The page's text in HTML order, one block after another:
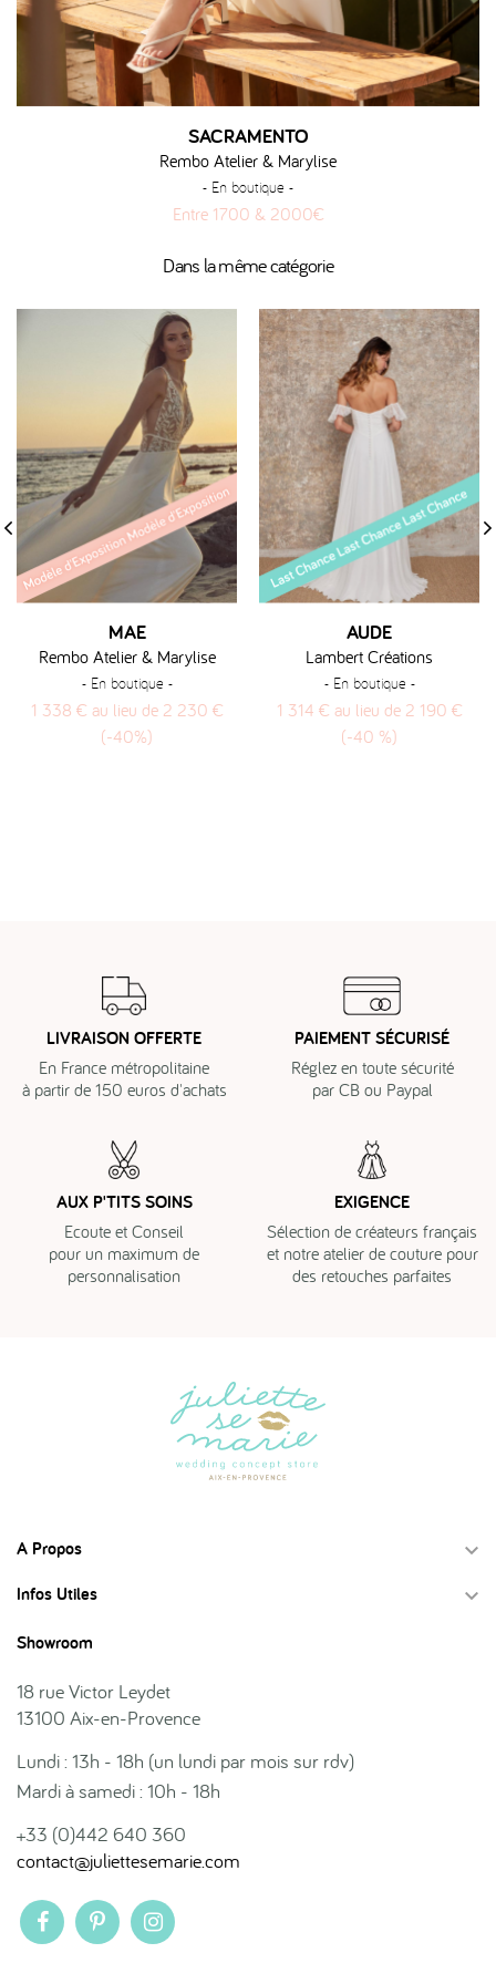
SACRAMENTO
Rembo Atelier & Marylise
- En boutique -
Entre 1700 & 2000€
Dans la même catégorie
MAE
Rembo Atelier & Marylise
- En boutique -
1 338 € au lieu de 2 230 €
(-40%)
AUDE
Lambert Créations
- En boutique -
1 314 € au lieu de 2 190 €
(-40 %)
LIVRAISON OFFERTE
En France métropolitaine
à partir de 150 euros d'achats
PAIEMENT SÉCURISÉ
Réglez en toute sécurité
par CB ou Paypal
AUX P'TITS SOINS
Ecoute et Conseil
pour un maximum de
personnalisation
EXIGENCE
Sélection de créateurs français
et notre atelier de couture pour
des retouches parfaites
A Propos 
Infos Utiles 
Showroom
18 rue Victor Leydet
13100 Aix-en-Provence
Lundi : 13h - 18h (un lundi par mois sur rdv)
Mardi à samedi : 10h - 18h
+33 (0)442 640 360
contact@juliettesemarie.com